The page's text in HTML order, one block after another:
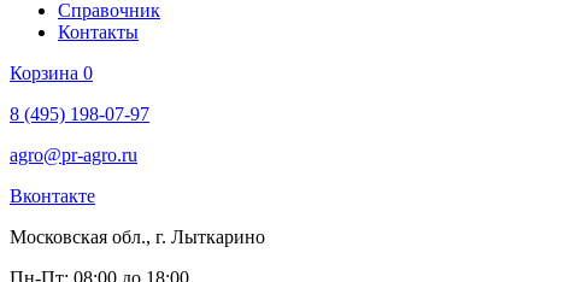
Справочник
Контакты
Корзина 0
8 (495) 198-07-97
agro@pr-agro.ru
Вконтакте
Московская обл., г. Лыткарино
Пн-Пт: 08:00 до 18:00